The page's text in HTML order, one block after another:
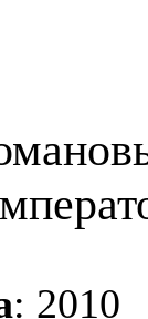
: 2010